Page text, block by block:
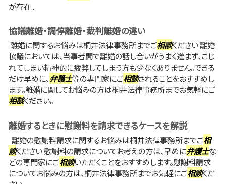
が存在...
協議離婚・調停離婚・裁判離婚の違い
離婚に関するお悩みは桐井法律事務所までご相談ください 離婚
協議においては、当事者間で離婚の話し合いがうまく進まず、こじ
れてしまい精神的に疲弊してしまう方も少なくありません。できる
だけ早めに、 弁護士等の専門家にご相談されることをおすすめし
ます。離婚に関してお悩みの方は桐井法律事務所までお気軽にご
相談ください。
離婚するときに慰謝料を請求できるケースを解説
離婚の慰謝料請求に関するお悩みは桐井法律事務所までご相
談ください 慰謝料の請求についてお考えの方は、早めに弁護士な
どの専門家にご相談いただくことをおすすめします。慰謝料請求
についてお悩みの方は、桐井法律事務所までお気軽にご相談くだ